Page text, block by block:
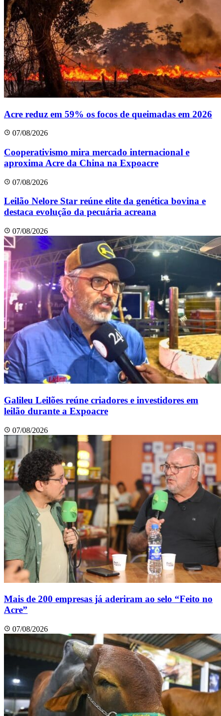
Acre reduz em 59% os focos de queimadas em 2026
07/08/2026
Cooperativismo mira mercado internacional e
aproxima Acre da China na Expoacre
07/08/2026
Leilão Nelore Star reúne elite da genética bovina e
destaca evolução da pecuária acreana
07/08/2026
Galileu Leilões reúne criadores e investidores em
leilão durante a Expoacre
07/08/2026
Mais de 200 empresas já aderiram ao selo “Feito no
Acre”
07/08/2026